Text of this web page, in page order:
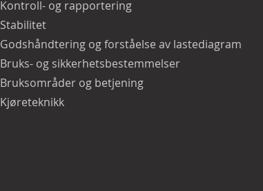
Kontroll- og rapportering
Stabilitet
Godshåndtering og forståelse av lastediagram
Bruks- og sikkerhetsbestemmelser
Bruksområder og betjening
Kjøreteknikk